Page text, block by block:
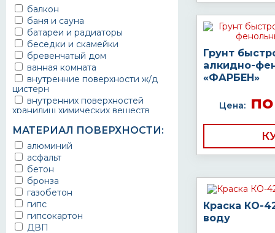
балкон
баня и сауна
батареи и радиаторы
беседки и скамейки
бревенчатый дом
ванная комната
внутренние поверхности ж/д
цистерн
внутренних поверхностей
хранилищ химических веществ
ворота
выхлопные системы
автомобилей
газопроводы
гараж
гидротехнические сооружения
городской транспорт
грузовые вагоны
двери металлические
МАТЕРИАЛ ПОВЕРХНОСТИ:
алюминий
асфальт
бетон
бронза
газобетон
гипс
гипсокартон
ДВП
Грунт
алкидно-
«ФАРБЕН»
Цена:по
Краска КО-
воду